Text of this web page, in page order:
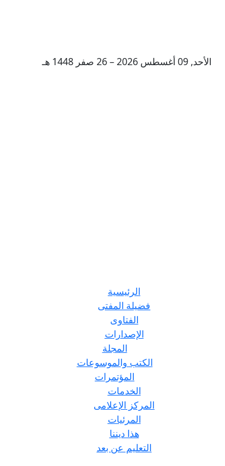
الأحد, 09 أغسطس 2026 – 26 صفر 1448 هـ
الرئيسية
فضيلة المفتى
الفتاوى
الإصدارات
المجلة
الكتب والموسوعات
المؤتمرات
الخدمات
المركز الإعلامى
المرئيات
هذا ديننا
التعليم عن بعد